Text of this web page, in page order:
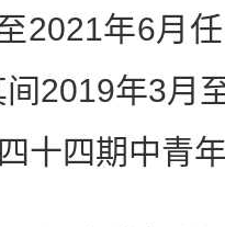
年6月任
2019年3月
十四期中青